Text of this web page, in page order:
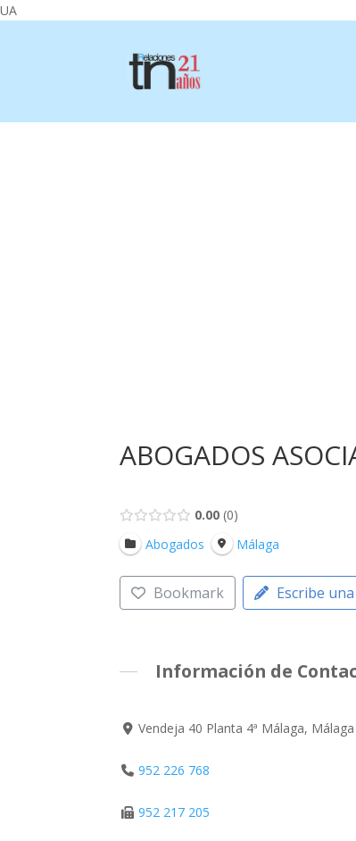
UA
ABOGADOS
0.00 0
Abogados
Málaga
Bookmark Escribe
Información de
Vendeja 40 Planta 4ª Málaga,
952 226 768
952 217 205